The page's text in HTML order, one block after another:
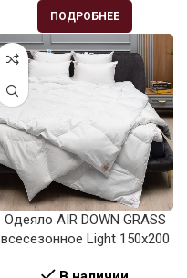
ПОДРОБНЕЕ
Одеяло AIR DOWN GRASS
всесезонное Light 150х200